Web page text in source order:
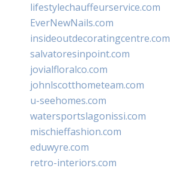
lifestylechauffeurservice.com
EverNewNails.com
insideoutdecoratingcentre.com
salvatoresinpoint.com
jovialfloralco.com
johnlscotthometeam.com
u-seehomes.com
watersportslagonissi.com
mischieffashion.com
eduwyre.com
retro-interiors.com